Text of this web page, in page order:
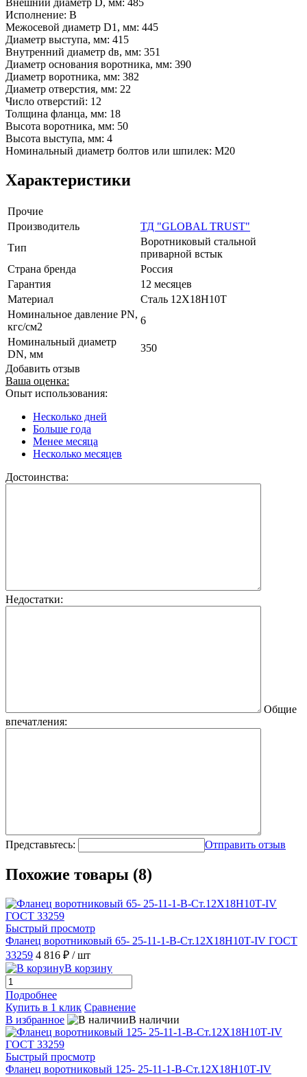
Исполнение: В
Межосевой диаметр D1, мм: 445
Диаметр выступа, мм: 415
Внутренний диаметр dв, мм: 351
Диаметр основания воротника, мм: 390
Диаметр воротника, мм: 382
Диаметр отверстия, мм: 22
Число отверстий: 12
Толщина фланца, мм: 18
Высота воротника, мм: 50
Высота выступа, мм: 4
Номинальный диаметр болтов или шпилек: М20
Характеристики
Прочие
Производитель
ТД "GLOBAL TRUST"
Тип
Воротниковый стальной
приварной встык
Страна бренда
Россия
Гарантия
12 месяцев
Материал
Сталь 12Х18Н10Т
Номинальное давление PN,
кгс/см2
6
Номинальный диаметр
DN, мм
350
Добавить отзыв
Ваша оценка:
Опыт использования:
Несколько дней
Больше года
Менее месяца
Несколько месяцев
Достоинства:
Недостатки:
Общие
впечатления:
Представьтесь: Отправить отзыв
Похожие товары (8)
Быстрый просмотр
Фланец воротниковый 65- 25-11-1-B-Ст.12Х18Н10Т-IV ГОСТ
33259 4 816 ₽ / шт
В корзину
Подробнее
Купить в 1 клик Сравнение
В избранное
В наличии
Быстрый просмотр
Фланец воротниковый 125- 25-11-1-B-Ст.12Х18Н10Т-IV